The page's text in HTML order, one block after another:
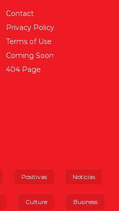
Contact
Privacy Policy
Terms of Use
Coming Soon
404 Page
Positivas Noticias
Culture Business